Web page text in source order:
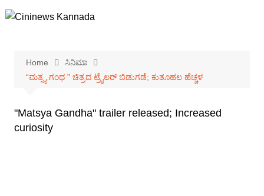
to
Home
ಸಿನಿಮಾ
“ಮತ್ಸ್ಯ ಗಂಧ ” ಚಿತ್ರದ ಟ್ರೈಲರ್ ಬಿಡುಗಡೆ; ಕುತೂಹಲ ಹೆಚ್ಚಳ
"Matsya Gandha" trailer released; Increased
curiosity